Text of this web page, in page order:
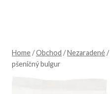
Home /Obchod /Nezaradené /
pšeničný bulgur